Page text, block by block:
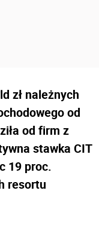
zł należnych
od
od firm z
stawka CIT
19 proc.
resortu